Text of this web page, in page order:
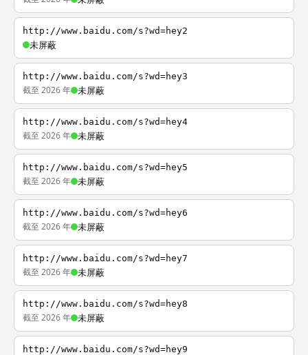
http://www.baidu.com/s?wd=hey2
未屏蔽
http://www.baidu.com/s?wd=hey3
截至 2026 年 未屏蔽
http://www.baidu.com/s?wd=hey4
截至 2026 年 未屏蔽
http://www.baidu.com/s?wd=hey5
截至 2026 年 未屏蔽
http://www.baidu.com/s?wd=hey6
截至 2026 年 未屏蔽
http://www.baidu.com/s?wd=hey7
截至 2026 年 未屏蔽
http://www.baidu.com/s?wd=hey8
截至 2026 年 未屏蔽
http://www.baidu.com/s?wd=hey9